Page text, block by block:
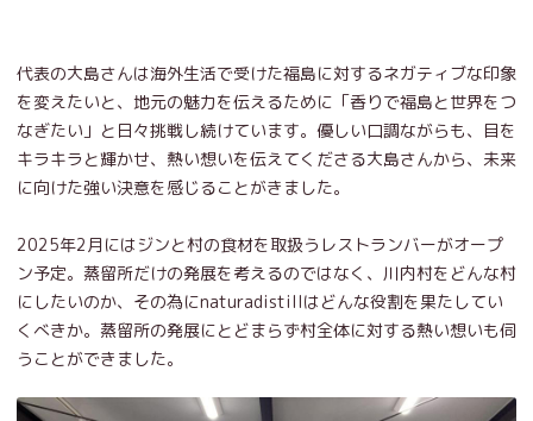
代表の大島さんは海外生活で受けた福島に対するネガティブな印象
を変えたいと、地元の魅力を伝えるために「香りで福島と世界をつ
なぎたい」と日々挑戦し続けています。優しい口調ながらも、目を
キラキラと輝かせ、熱い想いを伝えてくださる大島さんから、未来
に向けた強い決意を感じることがきました。
2025年2月にはジンと村の食材を取扱うレストランバーがオープ
ン予定。蒸留所だけの発展を考えるのではなく、川内村をどんな村
にしたいのか、その為にnaturadistillはどんな役割を果たしてい
くべきか。蒸留所の発展にとどまらず村全体に対する熱い想いも伺
うことができました。